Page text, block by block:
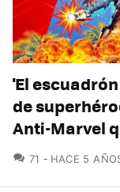
'El
de
Anti-Marvel
71 COMENTARIOS
HACE 5